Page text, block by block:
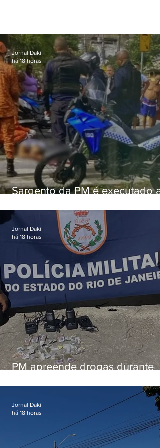
Sargento da PM é executado a
em Vaz Lobo
Jornal Daki
há 18 horas
PM apreende drogas durante
Jornal Daki
há 18 horas
Jornal Daki
há 18 horas